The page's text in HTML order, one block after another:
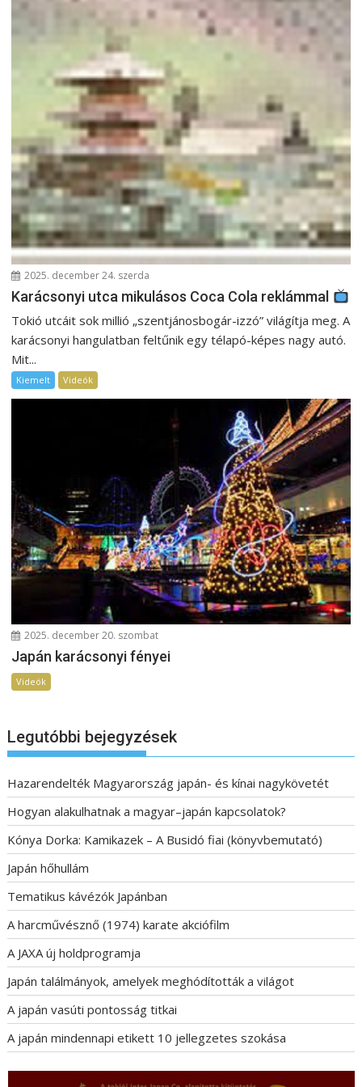
2025. december 24. szerda
Karácsonyi utca mikulásos Coca Cola reklámmal
Tokió utcáit sok millió „szentjánosbogár-izzó” világítja meg. A
karácsonyi hangulatban feltűnik egy télapó-képes nagy autó.
Mit...
Kiemelt Videók
2025. december 20. szombat
Japán karácsonyi fényei
Videók
Legutóbbi bejegyzések
Hazarendelték Magyarország japán- és kínai nagykövetét
Hogyan alakulhatnak a magyar–japán kapcsolatok?
Kónya Dorka: Kamikazek – A Busidó fiai (könyvbemutató)
Japán hőhullám
Tematikus kávézók Japánban
A harcművésznő (1974) karate akciófilm
A JAXA új holdprogramja
Japán találmányok, amelyek meghódították a világot
A japán vasúti pontosság titkai
A japán mindennapi etikett 10 jellegzetes szokása